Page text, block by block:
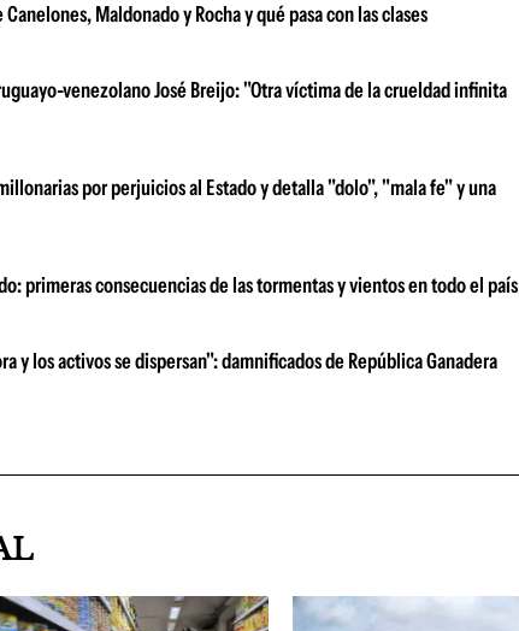
Maldonado y Rocha y qué pasa con las clases
venezolano José Breijo: "Otra víctima de la crueldad infinita
por perjuicios al Estado y detalla "dolo", "mala fe" y una
primeras consecuencias de las tormentas y vientos en todo el país
y los activos se dispersan": damnificados de República Ganadera